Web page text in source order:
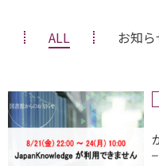
ALL お知ら